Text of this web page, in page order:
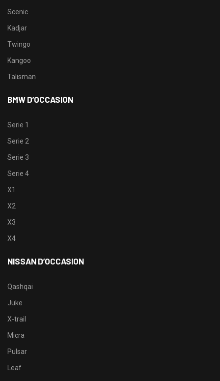
Scenic
Kadjar
Twingo
Kangoo
Talisman
BMW D’OCCASION
Serie 1
Serie 2
Serie 3
Serie 4
X1
X2
X3
X4
NISSAN D’OCCASION
Qashqai
Juke
X-trail
Micra
Pulsar
Leaf